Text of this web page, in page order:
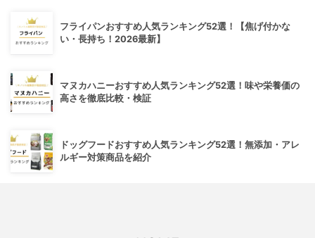
フライパンおすすめ人気ランキング52選！【焦げ付かな
い・長持ち！2026最新】
マヌカハニーおすすめ人気ランキング52選！味や栄養価の
高さを徹底比較・検証
ドッグフードおすすめ人気ランキング52選！無添加・アレ
ルギー対策商品を紹介